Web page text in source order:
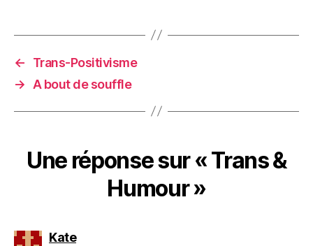
←
Trans-Positivisme
→
A bout de souffle
Une réponse sur « Trans &
Humour »
Katedit :